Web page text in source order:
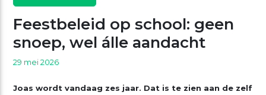
Feestbeleid op school: geen
snoep, wel álle aandacht
29 mei 2026
Joas wordt vandaag zes jaar. Dat is te zien aan de zelf